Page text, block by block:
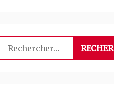
Rechercher :